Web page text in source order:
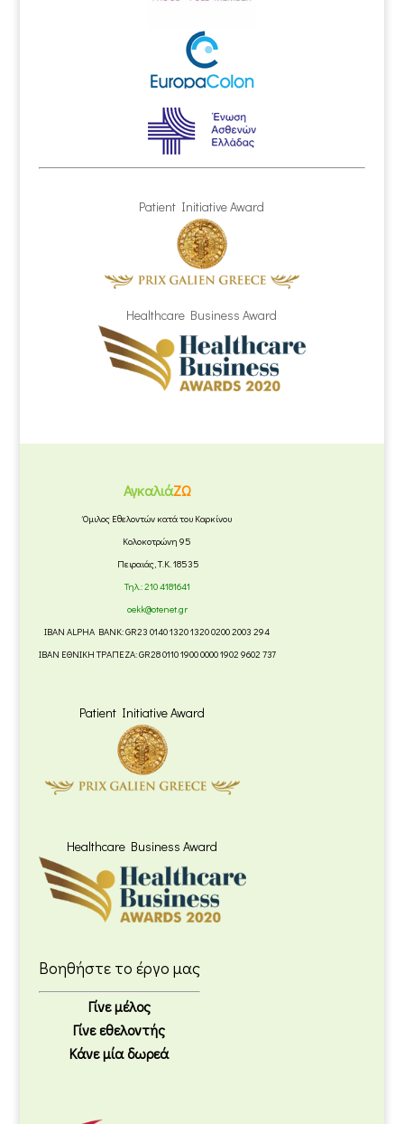
Patient Initiative Award
Healthcare Business Award
ΑγκαλιάΖΩ
Όμιλος Εθελοντών κατά του Καρκίνου
Κολοκοτρώνη 95
Πειραιάς, Τ.Κ. 18535
Τηλ.:210 4181641
oekk@otenet.gr
IBAN ALPHA BANK: GR23 0140 1320 1320 0200 2003 294
IBAN ΕΘΝΙΚΗ ΤΡΑΠΕΖΑ: GR28 0110 1900 0000 1902 9602 737
Patient Initiative Award
Healthcare Business Award
Βοηθήστε το έργο μας
Γίνε μέλος
Γίνε εθελοντής
Κάνε μία δωρεά